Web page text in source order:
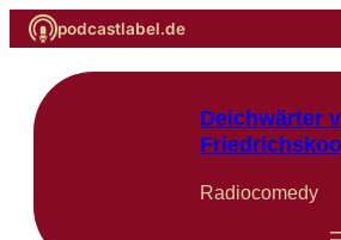
podcastlabel.de
Inhalt
springen
Deichwärter
Radiocomedy